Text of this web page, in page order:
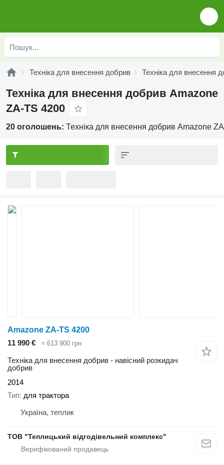
Техніка для внесення добрив Техніка для внесення
Техніка для внесення добрив Amazone
ZA-TS 4200
20 оголошень: Техніка для внесення добрив Amazone
Amazone ZA-TS 4200
11 990 €
≈ 613 900 грн
Техніка для внесення добрив - навісний розкидач
добрив
2014
Тип для трактора
Україна, теплик
ТОВ "Теплицький відгодівельний комплекс"